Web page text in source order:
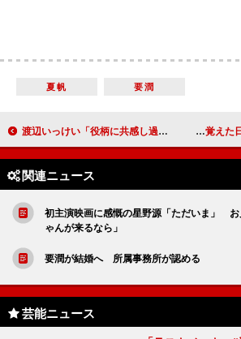
夏帆 要潤
渡辺いっけい「役柄に共感し過ぎてしんどかった」 荒川良々は淡々と脱輪を報告 Ｔ－ＡＲＡから３人組
関連ニュース
初主演映画に感慨の星野源「ただいま」 お
ゃんが来るなら」
要潤が結婚へ 所属事務所が認める
芸能ニュース